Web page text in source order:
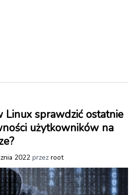
Linux sprawdzić ostatnie
użytkowników na
2022 przez root